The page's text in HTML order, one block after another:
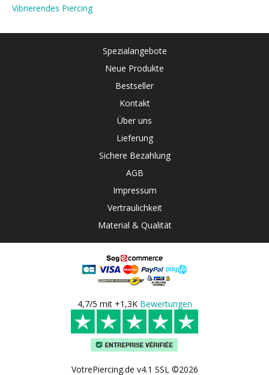
Vibrierendes Piercing
Spezialangebote
Neue Produkte
Bestseller
Kontakt
Über uns
Lieferung
Sichere Bezahlung
AGB
Impressum
Vertraulichkeit
Material & Qualität
4,7/5 mit +1,3K Bewertungen
VotrePiercing.de v4.1 SSL ©2026